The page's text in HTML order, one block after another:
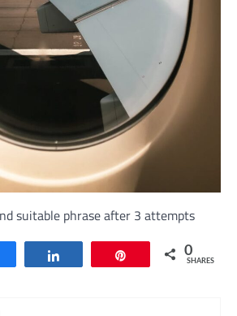
suitable phrase after 3 attempts
0
SHARES